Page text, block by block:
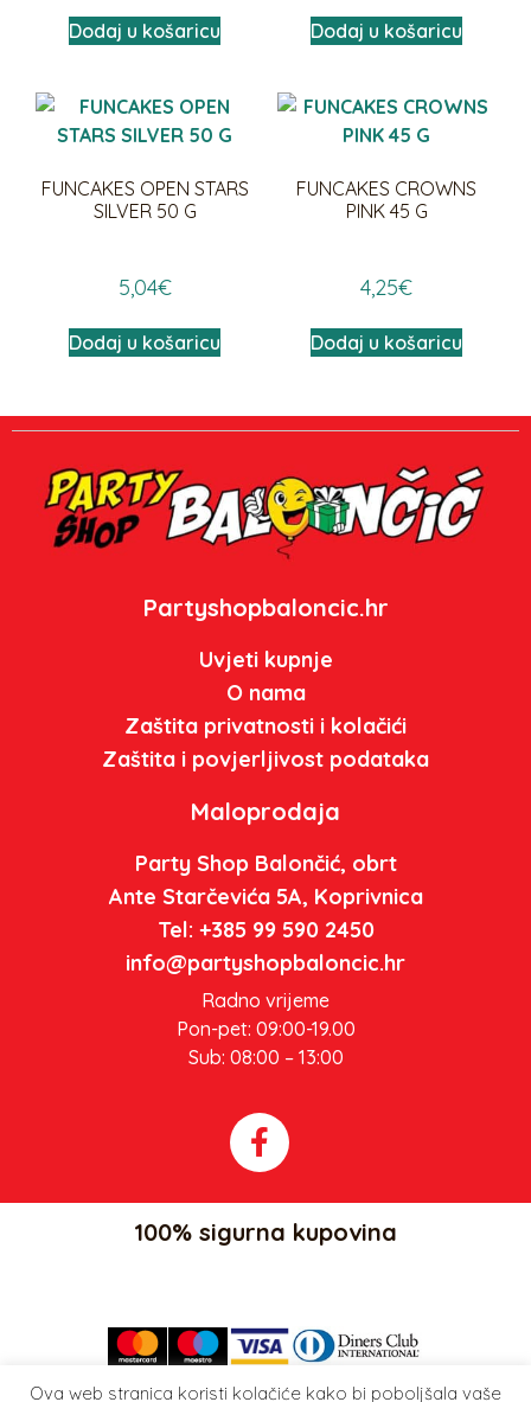
Dodaj u košaricu Dodaj u košaricu
FUNCAKES OPEN STARS
SILVER 50 G
5,04€
Dodaj u košaricu
FUNCAKES CROWNS
PINK 45 G
4,25€
Dodaj u košaricu
Partyshopbaloncic.hr
Uvjeti kupnje
O nama
Zaštita privatnosti i kolačići
Zaštita i povjerljivost podataka
Maloprodaja
Party Shop Balončić, obrt
Ante Starčevića 5A, Koprivnica
Tel: +385 99 590 2450
info@partyshopbaloncic.hr
Radno vrijeme
Pon-pet: 09:00-19.00
Sub: 08:00 – 13:00
100% sigurna kupovina
Party Shop Balončić, obrt ©
Ova web stranica koristi kolačiće kako bi poboljšala vaše